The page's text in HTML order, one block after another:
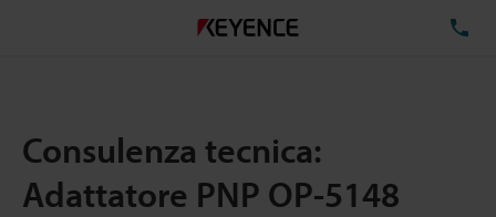
Consulenza tecnica:
Adattatore PNP OP-5148